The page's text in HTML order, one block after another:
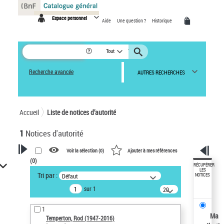
Espace personnel Aide Une question ? Historique
Tout
Recherche avancée AUTRES RECHERCHES
Accueil Liste de notices d’autorité
1 Notices d'autorité
VOTRE RECHERCHE
Recherche avancée dans les
notices d’autorité
Œuvres liées à l'auteur :
Temperton, Rod (1947-2016)
Voir la sélection (0) Ajouter à mes références
(0)
Tri par : Défaut
sur 1
20
résultats/page
1
Temperton, Rod (1947-2016)
RÉCUPÉRER
LES
NOTICES
Ma
Panneau de gestion des cookies